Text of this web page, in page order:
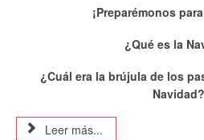
¡Preparémonos
¿Qué es la
¿Cuál era la brújula de los
Navidad?
Leer más...